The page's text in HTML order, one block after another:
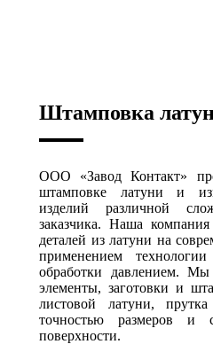
Штамповка
ООО «Завод Контакт»
штамповке латуни и
изделий различной
заказчика. Наша
деталей из латуни на
применением
обработки давлением.
элементы, заготовки и
листовой латуни,
точностью размеров и
поверхности.